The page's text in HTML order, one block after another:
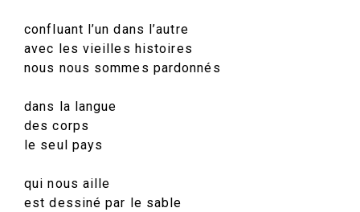
confluant l’un dans l’autre
avec les vieilles histoires
nous nous sommes pardonnés
dans la langue
des corps
le seul pays
qui nous aille
est dessiné par le sable